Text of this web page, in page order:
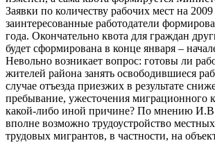
Заявки по количеству рабочих мест на 2009
заинтересованные работодатели
года. Окончательно квота для граждан
будет сформирована в конце января –
Невольно возникает вопрос: готовы ли
жителей района занять освободившиеся
случае отъезда приезжих в результате
пребывание, ужесточения миграционного
какой-либо иной причине? По мнению
вполне возможно трудоустройство
трудовых мигрантов, в частности, на